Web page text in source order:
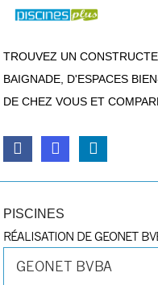
TROUVEZ UN
BAIGNADE, D'ESPACES
DE CHEZ VOUS ET
PISCINES
RÉALISATION DE GEONET
GEONET BVBA